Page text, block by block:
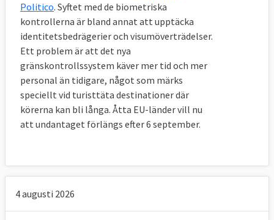
För varje omfördelad flykting ska EU-
länderna få 10 000 euro ur EU-budgeten (12
000 euro för ensamkommande barn).
EU-länder som visar ”obligatorisk
solidaritet” genom att åta sig att anordna
avvisningar av migranter utan skyddsbehov
har åtta månader på sig att kontakta deras
får de själva ta emot dem till dess
Politico. Syftet med de biometriska
kontrollerna är bland annat att upptäcka
identitetsbedrägerier och visumöverträdelser.
Ett problem är att det nya
gränskontrollssystem käver mer tid och mer
personal än tidigare, något som märks
speciellt vid turisttäta destinationer där
körerna kan bli långa. Åtta EU-länder vill nu
att undantaget förlängs efter 6 september.
4 augusti 2026